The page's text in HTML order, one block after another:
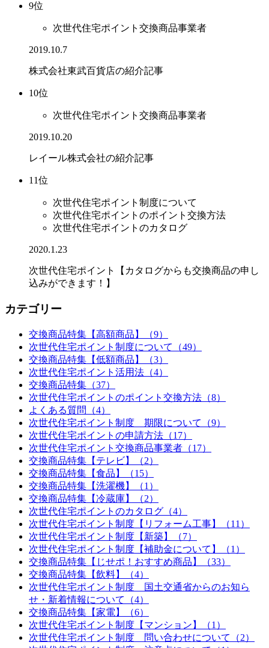
9位
次世代住宅ポイント交換商品事業者
2019.10.7
株式会社東武百貨店の紹介記事
10位
次世代住宅ポイント交換商品事業者
2019.10.20
レイール株式会社の紹介記事
11位
次世代住宅ポイント制度について
次世代住宅ポイントのポイント交換方法
次世代住宅ポイントのカタログ
2020.1.23
次世代住宅ポイント【カタログからも交換商品の申し
込みができます！】
カテゴリー
交換商品特集【高額商品】（9）
次世代住宅ポイント制度について（49）
交換商品特集【低額商品】（3）
次世代住宅ポイント活用法（4）
交換商品特集（37）
次世代住宅ポイントのポイント交換方法（8）
よくある質問（4）
次世代住宅ポイント制度 期限について（9）
次世代住宅ポイントの申請方法（17）
次世代住宅ポイント交換商品事業者（17）
交換商品特集【テレビ】（2）
交換商品特集【食品】（15）
交換商品特集【洗濯機】（1）
交換商品特集【冷蔵庫】（2）
次世代住宅ポイントのカタログ（4）
次世代住宅ポイント制度【リフォーム工事】（11）
次世代住宅ポイント制度【新築】（7）
次世代住宅ポイント制度【補助金について】（1）
交換商品特集【じせポ！おすすめ商品】（33）
交換商品特集【飲料】（4）
次世代住宅ポイント制度 国土交通省からのお知ら
せ・新着情報について（4）
交換商品特集【家電】（6）
次世代住宅ポイント制度【マンション】（1）
次世代住宅ポイント制度 問い合わせについて（2）